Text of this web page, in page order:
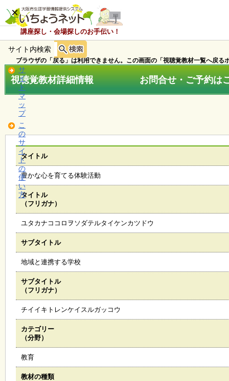
講座探し・会場探しのお手伝い！
×
ホ
ー
ム
知
ら
せ
講
座
・
イ
ベ
ト
施
約
ち
サイト内検索
サ
イ
ト
マ
ッ
プ
こ
の
サ
イ
ト
の
使
い
方
ブラウザの「戻る」は利用できません。この画面の「視聴覚教材一覧へ戻る
視聴覚教材詳細情報 お問合せ・ご予約はこ
タイトル
豊かな心を育てる体験活動
タイトル
（フリガナ）
ユタカナココロヲソダテルタイケンカツドウ
サブタイトル
地域と連携する学校
サブタイトル
（フリガナ）
チイイキトレンケイスルガッコウ
カテゴリー
（分野）
教育
教材の種類